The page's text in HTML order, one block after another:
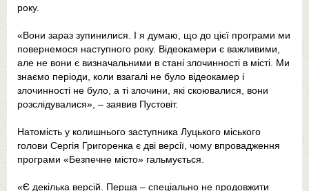
року.
«Вони зараз зупинилися. І я думаю, що до цієї програми ми
повернемося наступного року. Відеокамери є важливими,
але не вони є визначальними в стані злочинності в місті. Ми
знаємо періоди, коли взагалі не було відеокамер і
злочинності не було, а ті злочини, які скоювалися, вони
розслідувалися», – заявив Пустовіт.
Натомість у колишнього заступника Луцького міського
голови Сергія Григоренка є дві версії, чому впровадження
програми «Безпечне місто» гальмується.
«Є декілька версій. Перша – спеціально не продовжити